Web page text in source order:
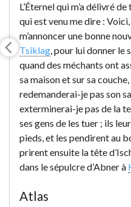
L’Éternel qui m’a délivré
qui est venu me dire :
m’annoncer une bonne
Tsiklag, pour lui donner le
quand des méchants ont
sa maison et sur sa
redemanderai-je pas son
exterminerai-je pas de la
ses gens de les tuer ; ils
pieds, et les pendirent au
prirent ensuite la tête
dans le sépulcre d’Abner à
Atlas